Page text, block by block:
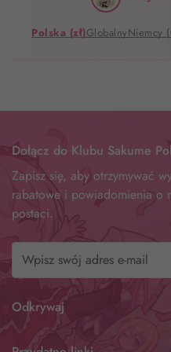
Polska (zł)GlobalnyNiemcy
Dołącz do Klubu Sakume
Zapisz się, aby otrzymywać
rabatowe i powiadomienia o
postaci.
Odkrywaj